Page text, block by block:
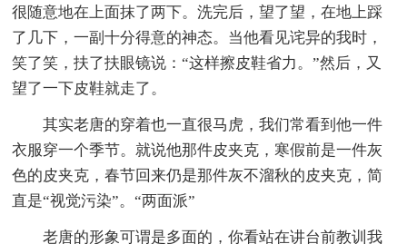
很随意地在上面抹了两下。洗完后，望了望，在地上踩
了几下，一副十分得意的神态。当他看见诧异的我时，
笑了笑，扶了扶眼镜说：“这样擦皮鞋省力。”然后，又
望了一下皮鞋就走了。
其实老唐的穿着也一直很马虎，我们常看到他一件
衣服穿一个季节。就说他那件皮夹克，寒假前是一件灰
色的皮夹克，春节回来仍是那件灰不溜秋的皮夹克，简
直是“视觉污染”。“两面派”
老唐的形象可谓是多面的，你看站在讲台前教训我